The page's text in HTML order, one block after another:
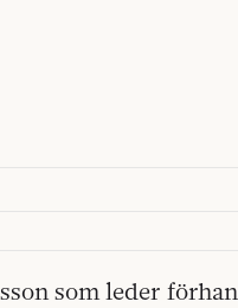
som leder